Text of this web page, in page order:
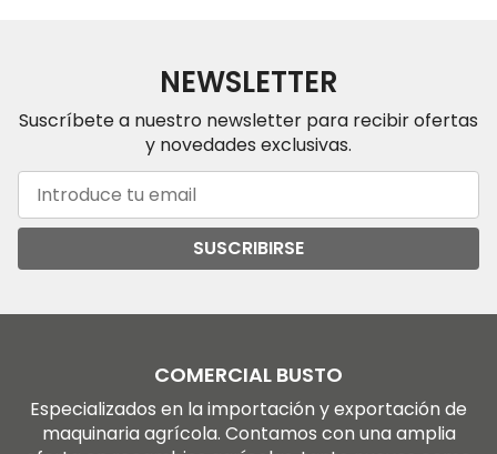
NEWSLETTER
Suscríbete a nuestro newsletter para recibir ofertas
y novedades exclusivas.
SUSCRIBIRSE
COMERCIAL BUSTO
Especializados en la importación y exportación de
maquinaria agrícola. Contamos con una amplia